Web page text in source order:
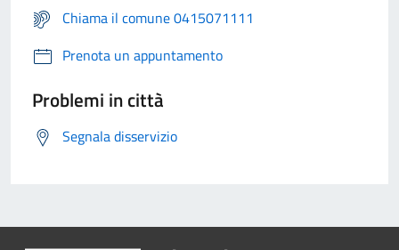
Chiama il comune 0415071111
Prenota un appuntamento
Problemi in città
Segnala disservizio